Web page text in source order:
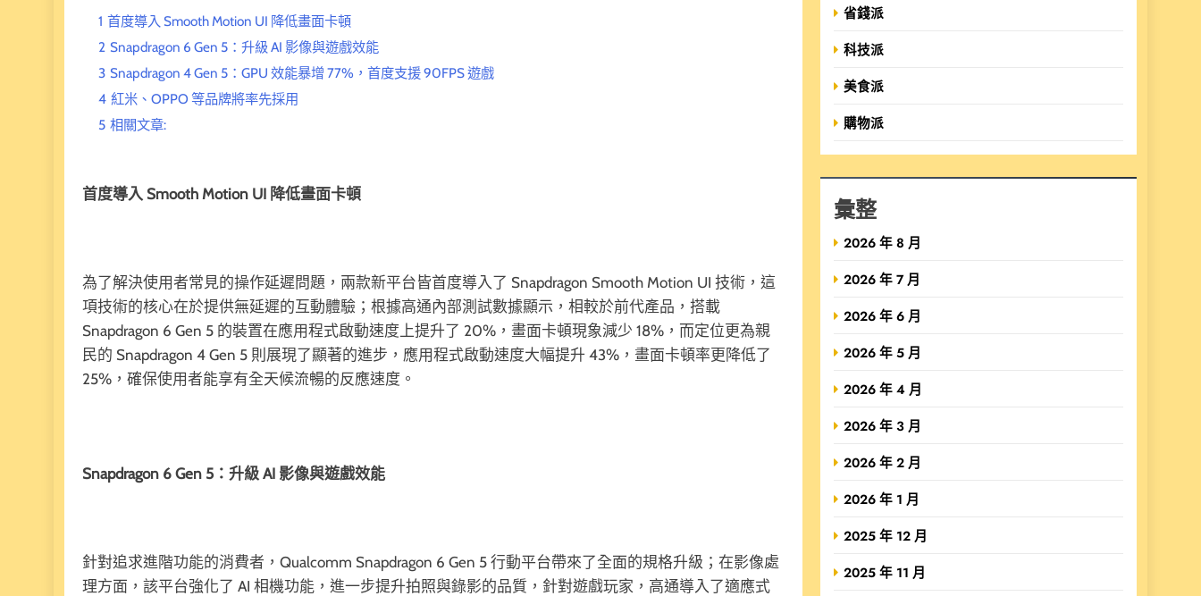
1 首度導入 Smooth Motion UI 降低畫面卡頓
2 Snapdragon 6 Gen 5：升級 AI 影像與遊戲效能
3 Snapdragon 4 Gen 5：GPU 效能暴增 77%，首度支援 90FPS 遊戲
4 紅米、OPPO 等品牌將率先採用
5 相關文章:
首度導入 Smooth Motion UI 降低畫面卡頓
為了解決使用者常見的操作延遲問題，兩款新平台皆首度導入了 Snapdragon Smooth Motion UI 技術，這
項技術的核心在於提供無延遲的互動體驗；根據高通內部測試數據顯示，相較於前代產品，搭載
Snapdragon 6 Gen 5 的裝置在應用程式啟動速度上提升了 20%，畫面卡頓現象減少 18%，而定位更為親
民的 Snapdragon 4 Gen 5 則展現了顯著的進步，應用程式啟動速度大幅提升 43%，畫面卡頓率更降低了
25%，確保使用者能享有全天候流暢的反應速度。
Snapdragon 6 Gen 5：升級 AI 影像與遊戲效能
針對追求進階功能的消費者，Qualcomm Snapdragon 6 Gen 5 行動平台帶來了全面的規格升級；在影像處
理方面，該平台強化了 AI 相機功能，進一步提升拍照與錄影的品質，針對遊戲玩家，高通導入了適應式
省錢派
科技派
美食派
購物派
彙整
2026 年 8 月
2026 年 7 月
2026 年 6 月
2026 年 5 月
2026 年 4 月
2026 年 3 月
2026 年 2 月
2026 年 1 月
2025 年 12 月
2025 年 11 月